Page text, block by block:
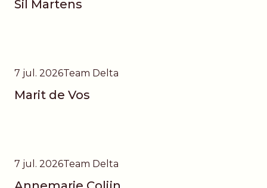
Sil Martens
7 jul. 2026Team Delta
Marit de Vos
7 jul. 2026Team Delta